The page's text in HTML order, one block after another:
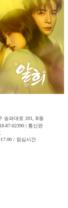
송파대로 201, B동
87-02390 | 통신판
/ 점심시간